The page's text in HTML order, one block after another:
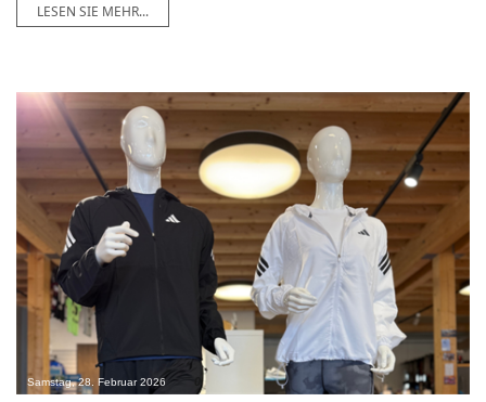
LESEN SIE MEHR...
Samstag, 28. Februar 2026